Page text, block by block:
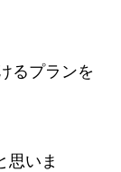
るプランを
思いま